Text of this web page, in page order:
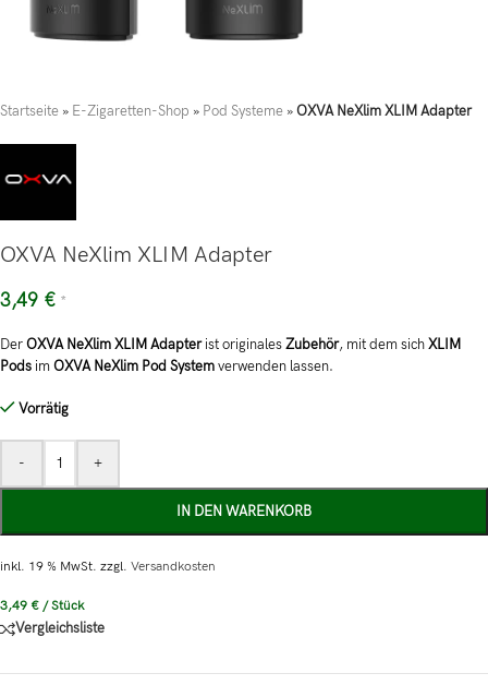
Startseite » E-Zigaretten-Shop » Pod Systeme »OXVA NeXlim XLIM Adapter
OXVA NeXlim XLIM Adapter
3,49 € *
DerOXVA NeXlim XLIM Adapterist originalesZubehör, mit dem sichXLIM
Pods imOXVA NeXlim Pod Systemverwenden lassen.
Vorrätig
- +
IN DEN WARENKORB
inkl. 19 % MwSt. zzgl. Versandkosten
3,49 € /Stück
Vergleichsliste